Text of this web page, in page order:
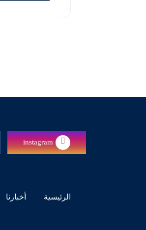
instagram
الرئيسية أخبارنا